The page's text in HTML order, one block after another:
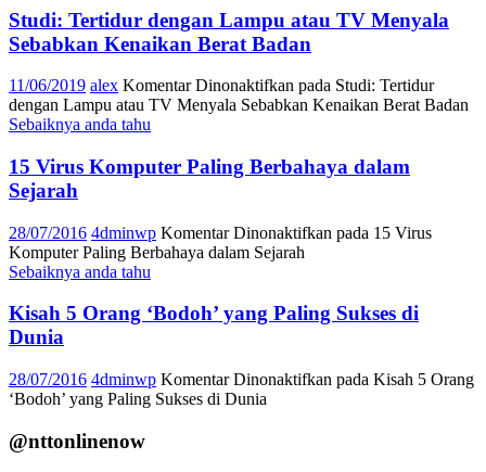
Studi: Tertidur dengan Lampu atau TV Menyala
Sebabkan Kenaikan Berat Badan
11/06/2019 alex Komentar Dinonaktifkan pada Studi: Tertidur
dengan Lampu atau TV Menyala Sebabkan Kenaikan Berat Badan
Sebaiknya anda tahu
15 Virus Komputer Paling Berbahaya dalam
Sejarah
28/07/2016 4dminwp Komentar Dinonaktifkan pada 15 Virus
Komputer Paling Berbahaya dalam Sejarah
Sebaiknya anda tahu
Kisah 5 Orang ‘Bodoh’ yang Paling Sukses di
Dunia
28/07/2016 4dminwp Komentar Dinonaktifkan pada Kisah 5 Orang
‘Bodoh’ yang Paling Sukses di Dunia
@nttonlinenow